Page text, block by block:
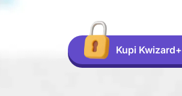
Kupi Kwizard+